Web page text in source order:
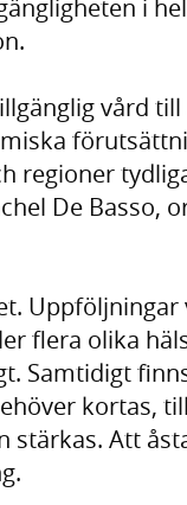
i
vård
regioner
De Basso,
Uppföljningar
flera olika
Samtidigt
kortas,
stärkas. Att